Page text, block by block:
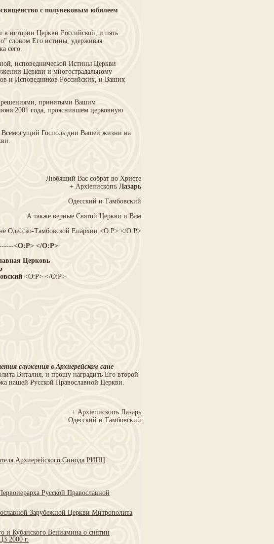
с полувековым юбилеем
истории Церкви Российской, и пять
словом Его истины, удерживая
сего.
исповеднической Истины Церкви
Церкви и многострадальному
и Исповедников Российских, и Ваших
решениями, принятыми Вашим
2001 года, прояснившем церковную
Господь дни Вашей жизни на
Любящий Вас собрат во Христе
+ Архiепископъ Лазарь
Одесский и Тамбовский
А также верные Святой Церкви и Вам
Одесско-Тамбовской Епархии <O:P> </O:P>
<O:P> </O:P>
Церковь
<O:P> </O:P>
служения в Архиерейском сане
Виталия, и прошу наградить Его второй
нашей Русской Православной Церкви.
+ Архiепископъ Лазарь
Одесский и Тамбовский
Архиерейского Синода РИПЦ
Русской Православной
Зарубежной Церкви Митрополита
и Кубанского Вениамина о снятии
2000 г.